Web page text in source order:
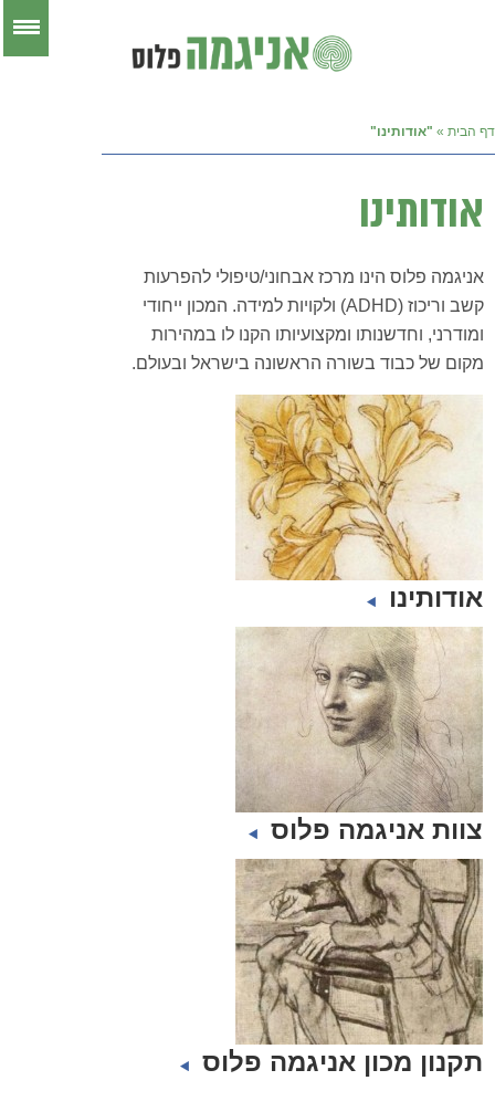
דף הבית » "אודותינו"
אודותינו
אניגמה פלוס הינו מרכז אבחוני/טיפולי להפרעות
קשב וריכוז (ADHD) ולקויות למידה. המכון ייחודי
ומודרני, וחדשנותו ומקצועיותו הקנו לו במהירות
מקום של כבוד בשורה הראשונה בישראל ובעולם.
אודותינו
צוות אניגמה פלוס
תקנון מכון אניגמה פלוס